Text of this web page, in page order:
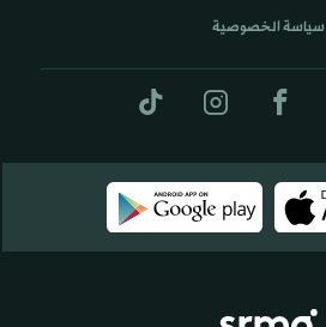
سياسة الخصوصية